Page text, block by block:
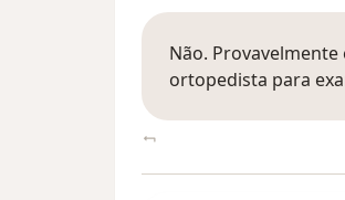
Não.
ortopedista para